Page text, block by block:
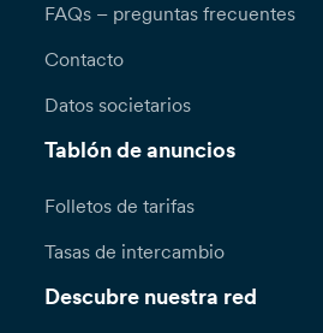
FAQs – preguntas frecuentes
Contacto
Datos societarios
Tablón de anuncios
Folletos de tarifas
Tasas de intercambio
Descubre nuestra red